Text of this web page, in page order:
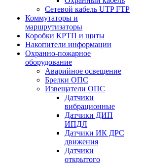
Сетевой кабель UTP FTP
Коммутаторы и
маршрутизаторы
Коробки КРТП и щиты
Накопители информации
Охранно-пожарное
оборудование
Аварийное освещение
Брелки ОПС
Извещатели ОПС
Датчики
вибрационные
Датчики ДИП
ИПДЛ
Датчики ИК ДРС
движения
Датчики
открытого